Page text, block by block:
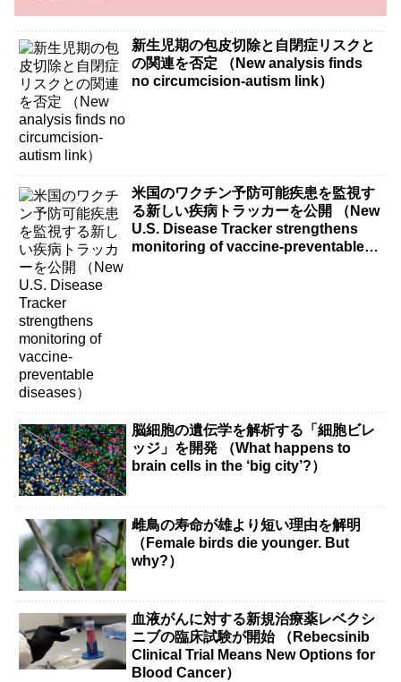
新生児期の包皮切除と自閉症リスクと
の関連を否定 （New analysis finds
no circumcision-autism link）
米国のワクチン予防可能疾患を監視す
る新しい疾病トラッカーを公開 （New
U.S. Disease Tracker strengthens
monitoring of vaccine-preventable
脳細胞の遺伝学を解析する「細胞ビレ
ッジ」を開発 （What happens to
brain cells in the ‘big city’?）
雌鳥の寿命が雄より短い理由を解明
（Female birds die younger. But
why?）
血液がんに対する新規治療薬レベクシ
ニブの臨床試験が開始 （Rebecsinib
Clinical Trial Means New Options for
Blood Cancer）